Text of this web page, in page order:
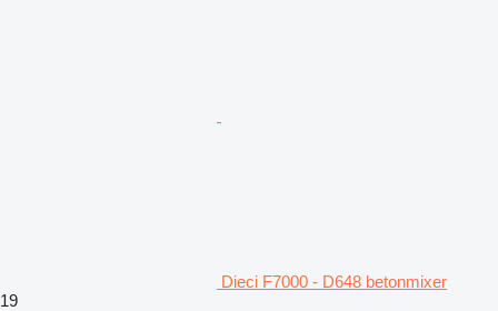
Dieci F7000 - D648 betonmixer
19